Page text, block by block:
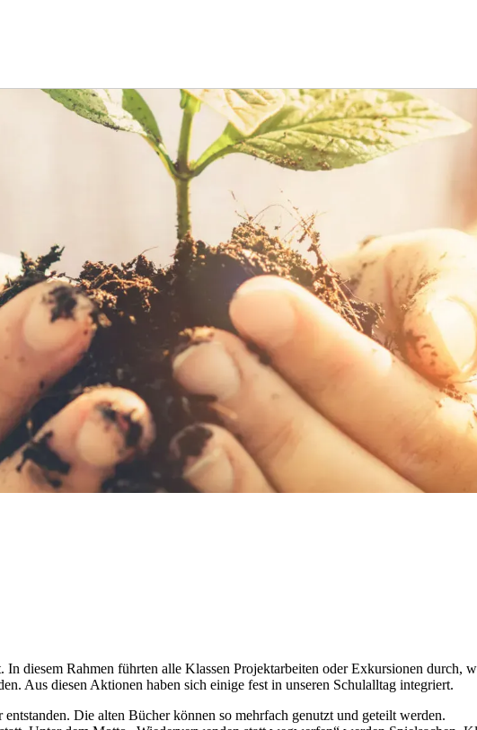
die­sem Rah­men führ­ten alle Klas­sen Pro­jekt­ar­bei­ten oder Ex­kur­sio­nen
Aus die­sen Ak­tio­nen ha­ben sich ei­ni­ge fest in un­se­ren Schul­all­tag in­te­griert.
Die al­ten Bü­cher kön­nen so mehr­fach ge­nutzt und ge­teilt wer­den.